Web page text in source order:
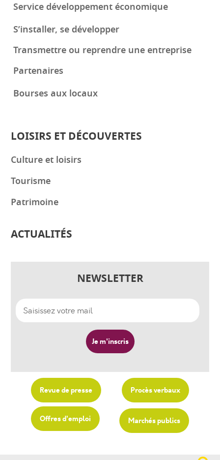
Service développement économique
S’installer, se développer
Transmettre ou reprendre une entreprise
Partenaires
Bourses aux locaux
LOISIRS ET DÉCOUVERTES
Culture et loisirs
Tourisme
Patrimoine
ACTUALITÉS
NEWSLETTER
Revue de presse Procès verbaux
Offres d'emploi Marchés publics